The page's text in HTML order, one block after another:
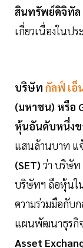
สินทรัพย์ดิจิทัล
เกี่ยวเนื่องในป
บริษัท กัลฟ์ เอ็
(มหาชน) หรือ
หุ้นอันดับหนึ่งข
แสนล้านบาท แ
(SET) ว่า บริษัท
บริษัทฯ ถือหุ้นใ
ความร่วมมือกับ
แผนพัฒนาธุรกิ
Asset